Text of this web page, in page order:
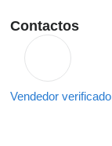
Contactos
Vendedor verificado